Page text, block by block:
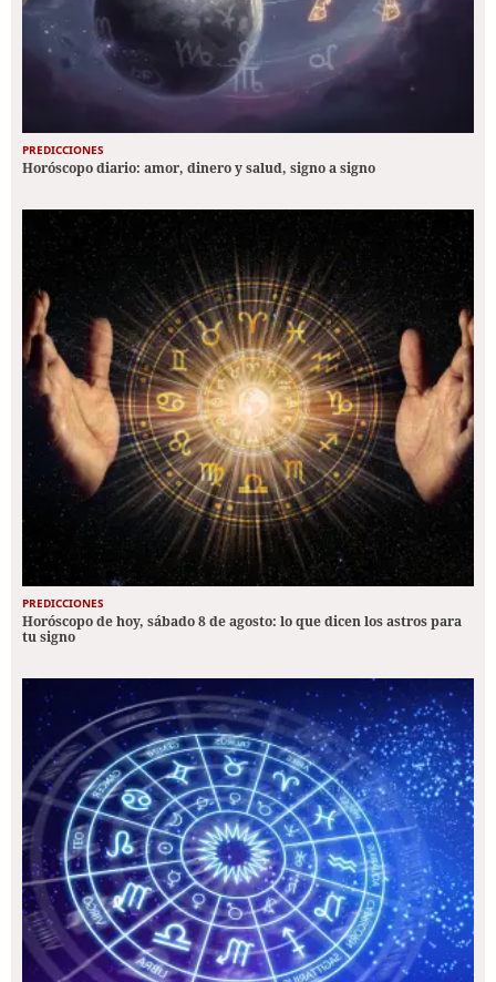
PREDICCIONES
Horóscopo diario: amor, dinero y salud, signo a signo
PREDICCIONES
Horóscopo de hoy, sábado 8 de agosto: lo que dicen los astros para
tu signo